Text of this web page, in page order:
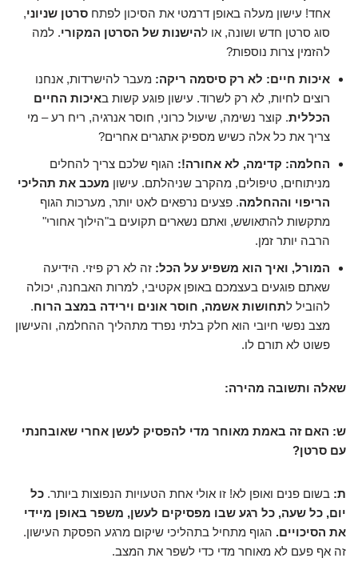
אחד! עישון מעלה באופן דרמטי את הסיכון לפתח סרטן שניוני,
סוג סרטן חדש ושונה, או להישנות של הסרטן המקורי. למה
להזמין צרות נוספות?
איכות חיים: לא רק סיסמה ריקה: מעבר להישרדות, אנחנו
רוצים לחיות, לא רק לשרוד. עישון פוגע קשות באיכות החיים
הכללית. קוצר נשימה, שיעול כרוני, חוסר אנרגיה, ריח רע – מי
צריך את כל אלה כשיש מספיק אתגרים אחרים?
החלמה: קדימה, לא אחורה!: הגוף שלכם צריך להחלים
מניתוחים, טיפולים, מהקרב שניהלתם. עישון מעכב את תהליכי
הריפוי וההחלמה. פצעים נרפאים לאט יותר, מערכות הגוף
מתקשות להתאושש, ואתם נשארים תקועים ב"הילוך אחורי"
הרבה יותר זמן.
המורל, ואיך הוא משפיע על הכל: זה לא רק פיזי. הידיעה
שאתם פוגעים בעצמכם באופן אקטיבי, למרות האבחנה, יכולה
להוביל לתחושות אשמה, חוסר אונים וירידה במצב הרוח.
מצב נפשי חיובי הוא חלק בלתי נפרד מתהליך ההחלמה, והעישון
פשוט לא תורם לו.
שאלה ותשובה מהירה:
ש: האם זה באמת מאוחר מדי להפסיק לעשן אחרי שאובחנתי
עם סרטן?
ת: בשום פנים ואופן לא! זו אולי אחת הטעויות הנפוצות ביותר. כל
יום, כל שעה, כל רגע שבו מפסיקים לעשן, משפר באופן מיידי
את הסיכויים. הגוף מתחיל בתהליכי שיקום מרגע הפסקת העישון.
זה אף פעם לא מאוחר מדי כדי לשפר את המצב.